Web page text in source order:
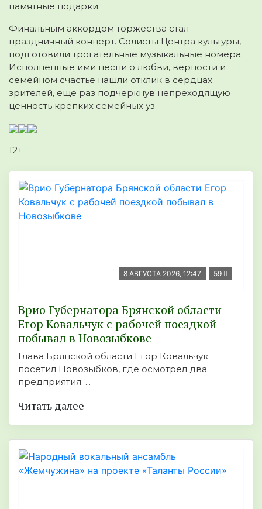
памятные подарки.
Финальным аккордом торжества стал
праздничный концерт. Солисты Центра культуры,
подготовили трогательные музыкальные номера.
Исполненные ими песни о любви, верности и
семейном счастье нашли отклик в сердцах
зрителей, еще раз подчеркнув непреходящую
ценность крепких семейных уз.
12+
8 АВГУСТА 2026, 12:47 59
Врио Губернатора Брянской области
Егор Ковальчук с рабочей поездкой
побывал в Новозыбкове
Глава Брянской области Егор Ковальчук
посетил Новозыбков, где осмотрел два
предприятия: ...
Читать далее